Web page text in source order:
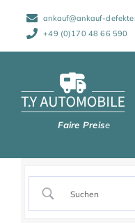
Inhalt
springen
ankauf@ankauf-
+49 (0)170 48 66 590
Abwicklung